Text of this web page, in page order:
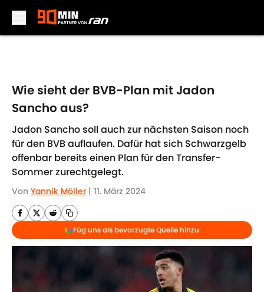
Wie sieht der BVB-Plan mit Jadon
Sancho aus?
Jadon Sancho soll auch zur nächsten Saison noch
für den BVB auflaufen. Dafür hat sich Schwarzgelb
offenbar bereits einen Plan für den Transfer-
Sommer zurechtgelegt.
Von Yannik Möller | 11. März 2024
Füg uns als bevorzugte Quelle hinzu